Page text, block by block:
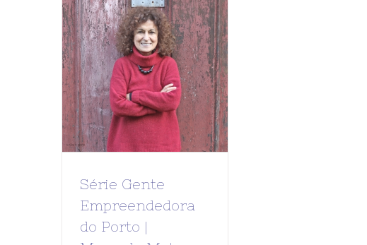
Série Gente
Empreendedora
do Porto |